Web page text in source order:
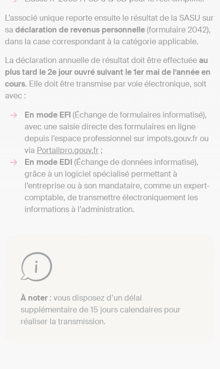
L’associé unique reporte ensuite le résultat de la SASU sur
sa déclaration de revenus personnelle(formulaire 2042),
dans la case correspondant à la catégorie applicable.
La déclaration annuelle de résultat doit être effectuéeau
plus tard le 2e jour ouvré suivant le 1er mai de l’année en
cours. Elle doit être transmise par voie électronique, soit
avec :
En mode EFI(Échange de formulaires informatisé),
avec une saisie directe des formulaires en ligne
depuis l’espace professionnel sur impots.gouv.fr ou
via Portailpro.gouv.fr ;
En mode EDI(Échange de données informatisé),
grâce à un logiciel spécialisé permettant à
l’entreprise ou à son mandataire, comme un expert-
comptable, de transmettre électroniquement les
informations à l’administration.
À noter : vous disposez d’un délai
supplémentaire de 15 jours calendaires pour
réaliser la transmission.